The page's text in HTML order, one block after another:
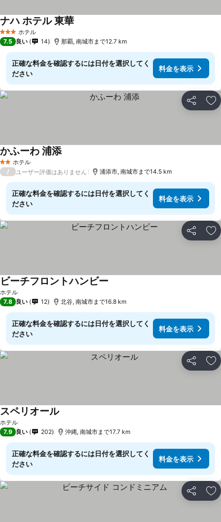
3 ホテルのランク
ホテル
ナハ ホテル 東華料金を表示
7.5 良い 14 那覇, 南城市まで12.7 km
正確な料金を確認するには日付を選択してく
ださい
料金を表示
シェア お
2 ホテルのランク
ホテル
かふーわ 浦添料金を表示
/ ユーザー評価はありません 浦添市, 南城市まで14.5 km
正確な料金を確認するには日付を選択してく
ださい
料金を表示
シェア お
ホテル
ビーチフロントハンビー
7.8 良い 12 北谷, 南城市まで16.8 km
正確な料金を確認するには日付を選択してく
ださい
料金を表示
シェア お
ホテル
スペリオール
7.9 良い 202 沖縄, 南城市まで17.7 km
正確な料金を確認するには日付を選択してく
ださい
料金を表示
シェア お